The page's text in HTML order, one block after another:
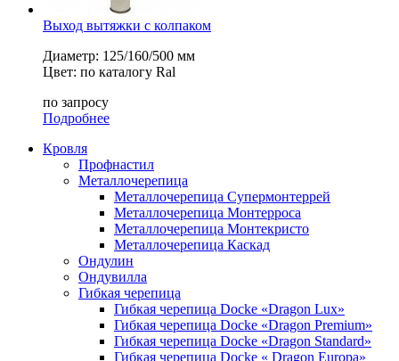
Выход вытяжки с колпаком
Диаметр: 125/160/500 мм
Цвет: по каталогу Ral
по запросу
Подробнее
Кровля
Профнастил
Металлочерепица
Металлочерепица Супермонтеррей
Металлочерепица Монтерроса
Металлочерепица Монтекристо
Металлочерепица Каскад
Ондулин
Ондувилла
Гибкая черепица
Гибкая черепица Docke «Dragon Lux»
Гибкая черепица Docke «Dragon Premium»
Гибкая черепица Docke «Dragon Standard»
Гибкая черепица Docke « Dragon Europa»